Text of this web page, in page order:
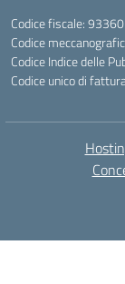
Codice fiscale:
Codice
Codice Indice delle
Codice unico di